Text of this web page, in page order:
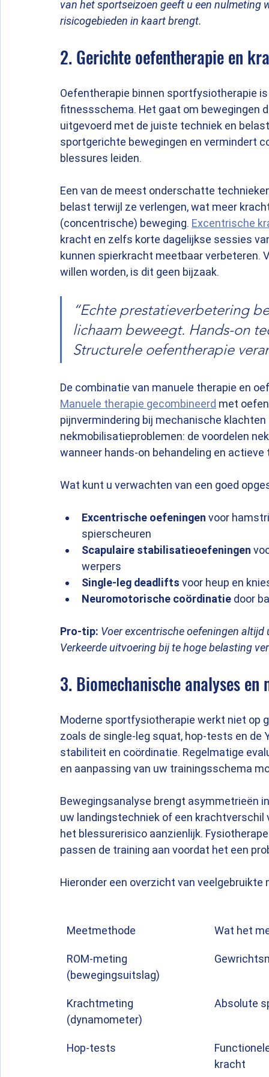
van het sportseizoen geeft u een
risicogebieden in kaart brengt.
2. Gerichte oefentherapie en
Oefentherapie binnen sportfysiotherapie
fitnessschema. Het gaat om bewegingen
uitgevoerd met de juiste techniek en
sportgerichte bewegingen en vermindert
blessures leiden.
Een van de meest onderschatte
belast terwijl ze verlengen, wat meer
(concentrische) beweging. Excentrische
kracht en zelfs korte dagelijkse sessies
kunnen spierkracht meetbaar verbeteren.
willen worden, is dit geen bijzaak.
“Echte prestatieverbetering
lichaam beweegt. Hands-on
Structurele oefentherapie
De combinatie van manuele therapie en
Manuele therapie gecombineerd met
pijnvermindering bij mechanische
nekmobilisatieproblemen: de voordelen
wanneer hands-on behandeling en
Wat kunt u verwachten van een goed
Excentrische oefeningen voor
spierscheuren
Scapulaire stabilisatieoefeningen
werpers
Single-leg deadlifts voor heup en
Neuromotorische coördinatie door
Pro-tip: Voer excentrische oefeningen
Verkeerde uitvoering bij te hoge belasting
3. Biomechanische analyses
Moderne sportfysiotherapie werkt niet op
zoals de single-leg squat, hop-tests en
stabiliteit en coördinatie. Regelmatige
en aanpassing van uw trainingsschema
Bewegingsanalyse brengt asymmetrieën
uw landingstechniek of een
het blessurerisico aanzienlijk.
passen de training aan voordat het een
Hieronder een overzicht van
Meetmethode Wat het
ROM-meting
(bewegingsuitslag)
Krachtmeting
(dynamometer)
Absolute
Hop-tests
kracht